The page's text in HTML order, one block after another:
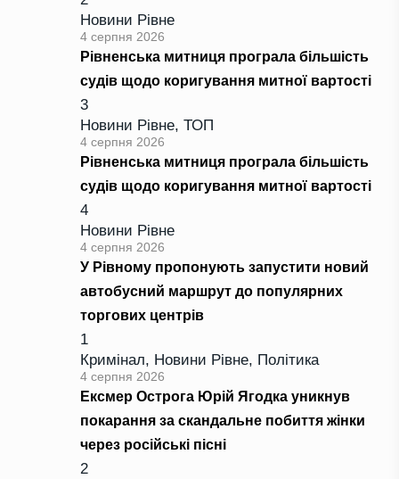
Новини Рівне
4 серпня 2026
Рівненська митниця програла більшість
судів щодо коригування митної вартості
3
Новини Рівне, ТОП
4 серпня 2026
Рівненська митниця програла більшість
судів щодо коригування митної вартості
4
Новини Рівне
4 серпня 2026
У Рівному пропонують запустити новий
автобусний маршрут до популярних
торгових центрів
1
Кримінал, Новини Рівне, Політика
4 серпня 2026
Ексмер Острога Юрій Ягодка уникнув
покарання за скандальне побиття жінки
через російські пісні
2